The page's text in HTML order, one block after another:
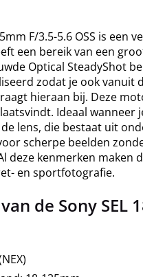
F/3.5-5.6 OSS is een
een bereik van een
Optical SteadyShot
zodat je ook vanuit
hieraan bij. Deze
Ideaal wanneer
lens, die bestaat uit
scherpe beelden
deze kenmerken maken
en sportfotografie.
de Sony SEL